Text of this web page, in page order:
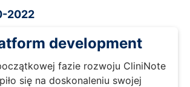
2022
development
fazie rozwoju CliniNote
się na doskonaleniu swojej